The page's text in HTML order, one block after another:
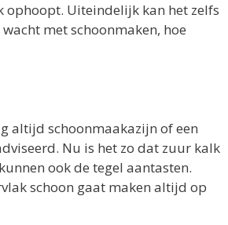
ophoopt. Uiteindelijk kan het zelfs
met schoonmaken, hoe
altijd schoonmaakazijn of een
Nu is het zo dat zuur kalk
ook de tegel aantasten.
schoon gaat maken altijd op